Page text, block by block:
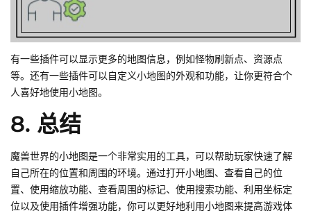
有一些插件可以显示更多的地图信息，例如怪物刷新点、资源点
等。还有一些插件可以自定义小地图的外观和功能，让你更符合个
人喜好地使用小地图。
8. 总结
魔兽世界的小地图是一个非常实用的工具，可以帮助玩家快速了解
自己所在的位置和周围的环境。通过打开小地图、查看自己的位
置、使用缩放功能、查看周围的标记、使用搜索功能、利用坐标定
位以及使用插件增强功能，你可以更好地利用小地图来提高游戏体